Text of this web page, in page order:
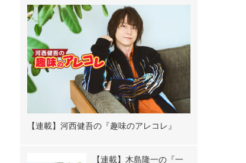
【連載】河西健吾の『趣味のアレコレ』
【連載】木島隆一の『一